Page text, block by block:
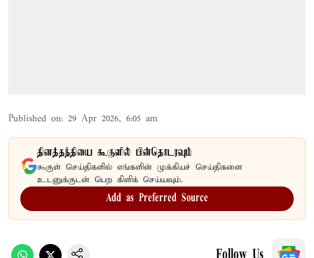
Published on: 29 Apr 2026, 6:05 am
தினத்தந்தியை கூகுளில் பின்தொடரவும்
கூகுள் செய்திகளில் எங்களின் முக்கியச் செய்திகளை
உடனுக்குடன் பெற கிளிக் செய்யவும்.
Add as Preferred Source
Follow Us